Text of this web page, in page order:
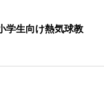
学生向け熱気球教